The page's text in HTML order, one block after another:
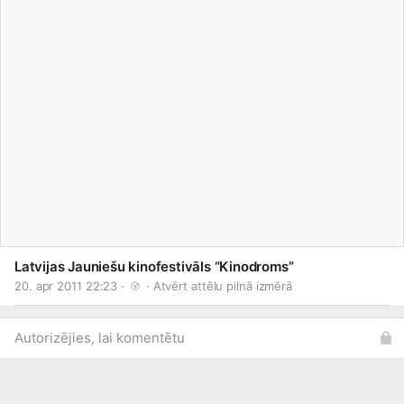
Latvijas Jauniešu kinofestivāls “Kinodroms”
20. apr 2011 22:23 · · Atvērt attēlu pilnā izmērā
Autorizējies, lai komentētu